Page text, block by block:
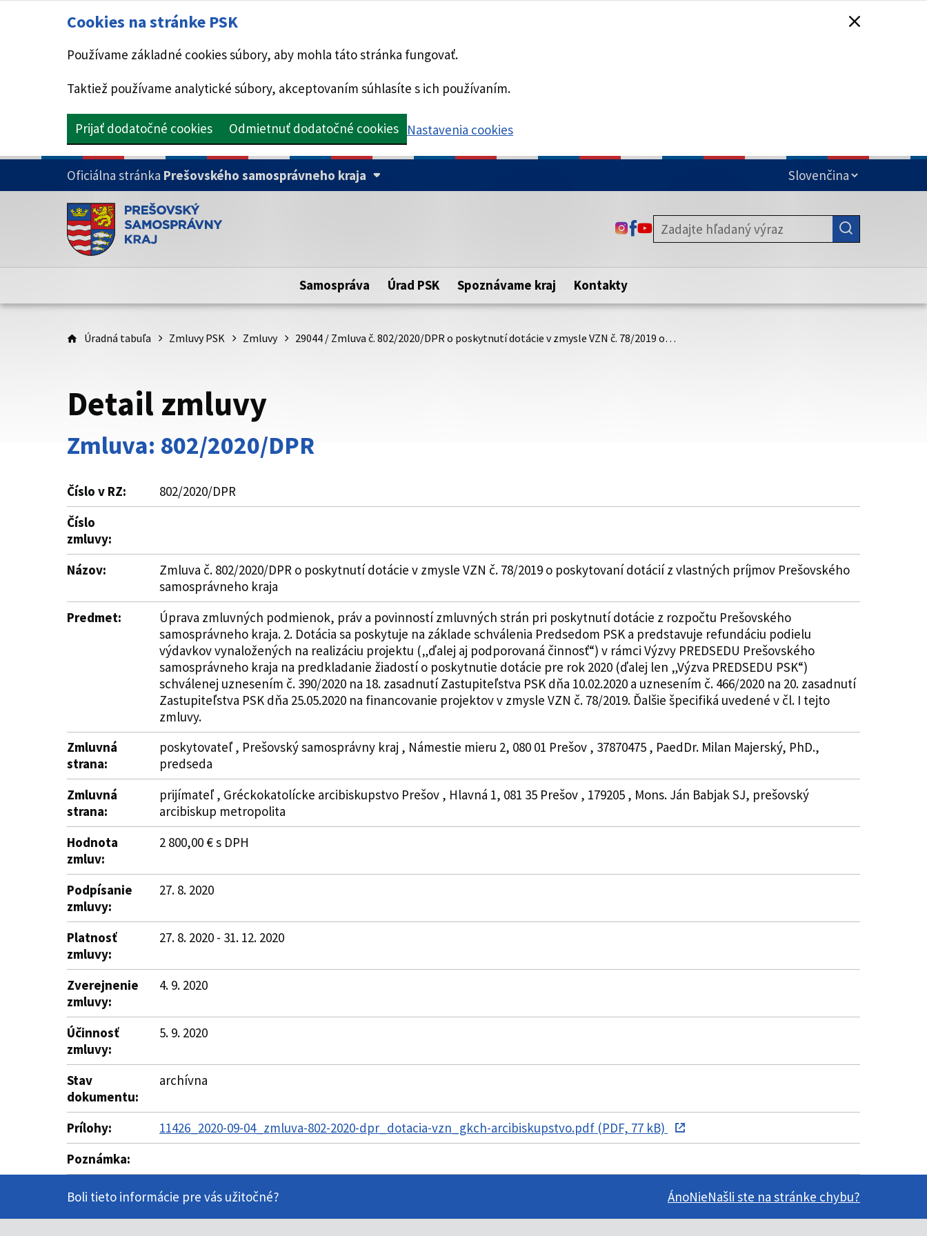
Cookies na stránke PSK
Používame základné cookies súbory, aby mohla táto stránka fungovať.
Taktiež používame analytické súbory, akceptovaním súhlasíte s ich používaním.
Prijať dodatočné cookies Odmietnuť dodatočné cookies Nastavenia cookies
PRESKOČIŤ NA HLAVNÝ OBSAH
Oficiálna stránka Prešovského samosprávneho kraja
Doména psk.sk je oficiálna
Toto je oficiálna webová stránka Prešovského samosprávneho kraja.
Táto stránka je zabezpečená
zabezpečenú webovú stránku. Zabezpečená stránka vždy začína
https:// pred názvom domény webového sídla.
ODKAZ SA OTVORÍ NA NOVEJ KARTE
ODKAZ SA OTVORÍ NA NOVEJ KARTE
ODKAZ SA OTVORÍ NA NOVEJ KARTE
Samospráva Úrad PSK Spoznávame kraj Kontakty
Úradná tabuľa Zmluvy PSK Zmluvy 29044 / Zmluva č. 802/2020/DPR o poskytnutí dotácie v zmysle VZN č. 78/2019 o…
Detail zmluvy
Zmluva: 802/2020/DPR
Číslo v RZ:
802/2020/DPR
Číslo
zmluvy:
Názov:
Zmluva č. 802/2020/DPR o poskytnutí dotácie v zmysle VZN č. 78/2019 o poskytovaní dotácií z vlastných príjmov Prešovského
samosprávneho kraja
Predmet:
Úprava zmluvných podmienok, práv a povinností zmluvných strán pri poskytnutí dotácie z rozpočtu Prešovského
samosprávneho kraja. 2. Dotácia sa poskytuje na základe schválenia Predsedom PSK a predstavuje refundáciu podielu
výdavkov vynaložených na realizáciu projektu („ďalej aj podporovaná činnosť“) v rámci Výzvy PREDSEDU Prešovského
samosprávneho kraja na predkladanie žiadostí o poskytnutie dotácie pre rok 2020 (ďalej len „Výzva PREDSEDU PSK“)
schválenej uznesením č. 390/2020 na 18. zasadnutí Zastupiteľstva PSK dňa 10.02.2020 a uznesením č. 466/2020 na 20. zasadnutí
Zastupiteľstva PSK dňa 25.05.2020 na financovanie projektov v zmysle VZN č. 78/2019. Ďalšie špecifiká uvedené v čl. I tejto
zmluvy.
Zmluvná
strana:
poskytovateľ , Prešovský samosprávny kraj , Námestie mieru 2, 080 01 Prešov , 37870475 , PaedDr. Milan Majerský, PhD.,
predseda
Zmluvná
strana:
prijímateľ , Gréckokatolícke arcibiskupstvo Prešov , Hlavná 1, 081 35 Prešov , 179205 , Mons. Ján Babjak SJ, prešovský
arcibiskup metropolita
Hodnota
zmluv:
2 800,00 € s DPH
Podpísanie
zmluvy:
27. 8. 2020
Platnosť
zmluvy:
27. 8. 2020 - 31. 12. 2020
Zverejnenie
zmluvy:
4. 9. 2020
Účinnosť
zmluvy:
5. 9. 2020
Stav
dokumentu:
archívna
Prílohy:
11426_2020-09-04_zmluva-802-2020-dpr_dotacia-vzn_gkch-arcibiskupstvo.pdf (PDF, 77 kB)
Poznámka:
Boli tieto informácie pre vás užitočné? ÁnoNieNašli ste na stránke chybu?